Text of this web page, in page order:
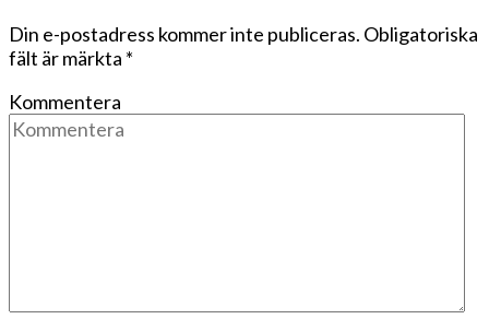
Din e-postadress kommer inte publiceras. Obligatoriska
fält är märkta *
Kommentera